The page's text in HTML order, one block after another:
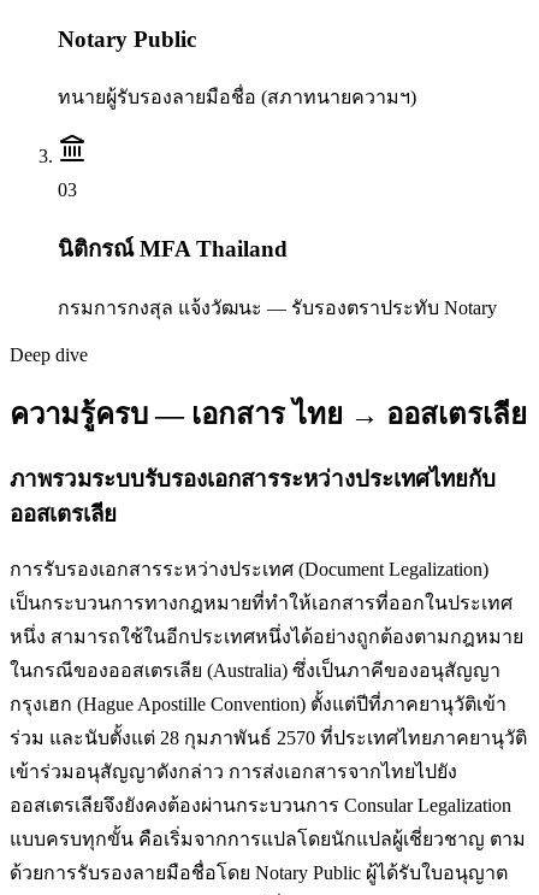
Notary Public
ทนายผู้รับรองลายมือชื่อ (สภาทนายความฯ)
03
นิติกรณ์ MFA Thailand
กรมการกงสุล แจ้งวัฒนะ — รับรองตราประทับ Notary
Deep dive
ความรู้ครบ — เอกสาร ไทย → ออสเตรเลีย
ภาพรวมระบบรับรองเอกสารระหว่างประเทศไทยกับ
ออสเตรเลีย
การรับรองเอกสารระหว่างประเทศ (Document Legalization)
เป็นกระบวนการทางกฎหมายที่ทำให้เอกสารที่ออกในประเทศ
หนึ่ง สามารถใช้ในอีกประเทศหนึ่งได้อย่างถูกต้องตามกฎหมาย
ในกรณีของออสเตรเลีย (Australia) ซึ่งเป็นภาคีของอนุสัญญา
กรุงเฮก (Hague Apostille Convention) ตั้งแต่ปีที่ภาคยานุวัติเข้า
ร่วม และนับตั้งแต่ 28 กุมภาพันธ์ 2570 ที่ประเทศไทยภาคยานุวัติ
เข้าร่วมอนุสัญญาดังกล่าว การส่งเอกสารจากไทยไปยัง
ออสเตรเลียจึงยังคงต้องผ่านกระบวนการ Consular Legalization
แบบครบทุกขั้น คือเริ่มจากการแปลโดยนักแปลผู้เชี่ยวชาญ ตาม
ด้วยการรับรองลายมือชื่อโดย Notary Public ผู้ได้รับใบอนุญาต